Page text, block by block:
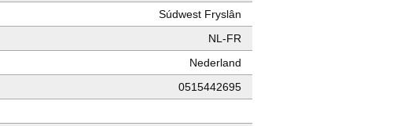
Súdwest Fryslân
NL-FR
Nederland
0515442695